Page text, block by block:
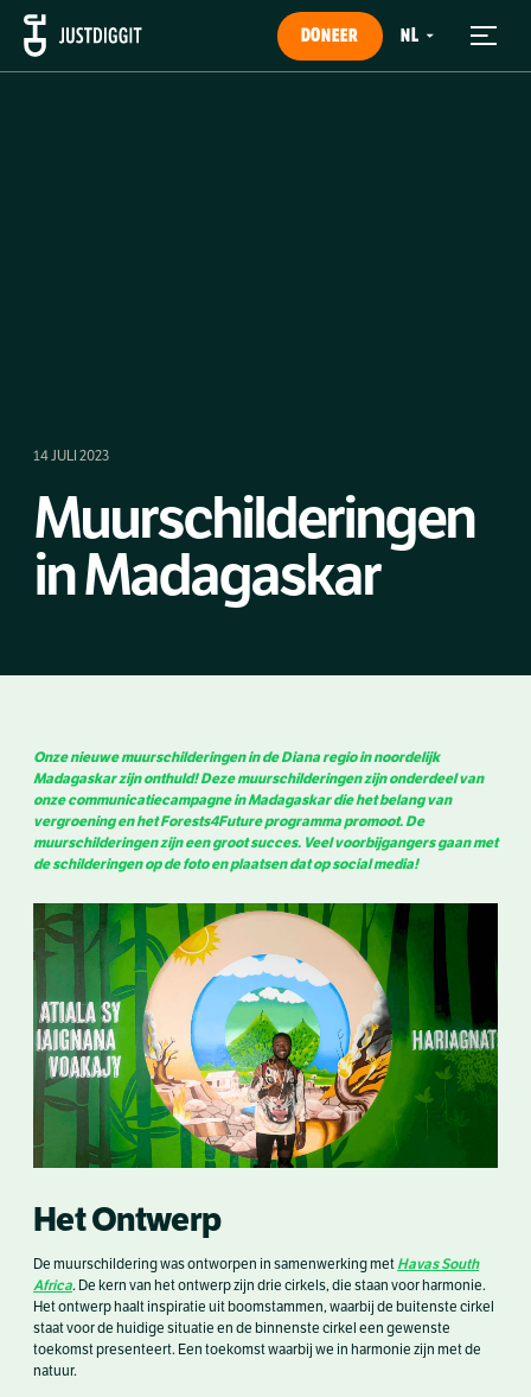
DONEER
14 JULI 2023
Muurschilderingen
in Madagaskar
Onze nieuwe muurschilderingen in de Diana regio in noordelijk
Madagaskar zijn onthuld! Deze muurschilderingen zijn onderdeel van
onze communicatiecampagne in Madagaskar die het belang van
vergroening en het Forests4Future programma promoot. De
muurschilderingen zijn een groot succes. Veel voorbijgangers gaan met
de schilderingen op de foto en plaatsen dat op social media!
Het Ontwerp
De muurschildering was ontworpen in samenwerking met Havas South
Africa. De kern van het ontwerp zijn drie cirkels, die staan voor harmonie.
Het ontwerp haalt inspiratie uit boomstammen, waarbij de buitenste cirkel
staat voor de huidige situatie en de binnenste cirkel een gewenste
toekomst presenteert. Een toekomst waarbij we in harmonie zijn met de
natuur.